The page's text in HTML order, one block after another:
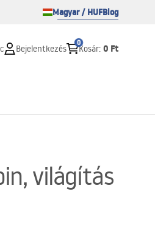
Magyar / HUFBlog
Bejelentkezés
0
Kosár: 0 Ft
világítás